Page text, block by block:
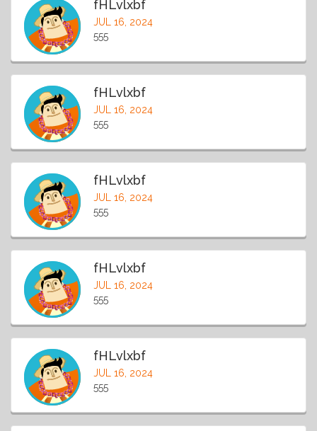
fHLvlxbf
JUL 16, 2024
555
fHLvlxbf
JUL 16, 2024
555
fHLvlxbf
JUL 16, 2024
555
fHLvlxbf
JUL 16, 2024
555
fHLvlxbf
JUL 16, 2024
555